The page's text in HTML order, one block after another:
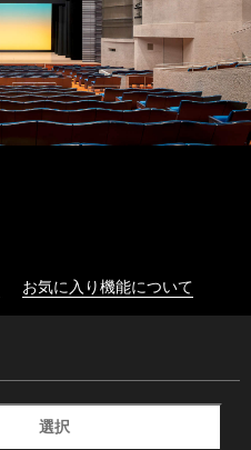
お気に入り機能について
選択